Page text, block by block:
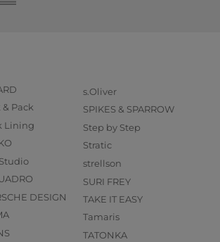
& Pack
Lining
DESIGN
s.Oliver
SPIKES & SPARROW
Step by Step
Stratic
strellson
SURI FREY
TAKE IT EASY
Tamaris
TATONKA